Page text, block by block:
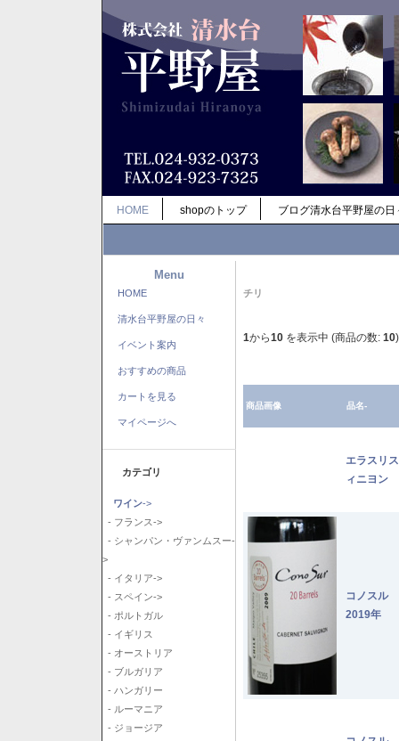
HOME shopのトップ ブログ清水台平野屋の日
Menu
HOME
清水台平野屋の日々
イベント案内
おすすめの商品
カートを見る
マイページへ
カテゴリ
ワイン->
- フランス->
- シャンパン・ヴァンムスー-
>
- イタリア->
- スペイン->
- ポルトガル
- イギリス
- オーストリア
- ブルガリア
- ハンガリー
- ルーマニア
- ジョージア
チリ
1から10 を表示中 (商品の数: 10)
商品画像 品名-
エラスリ
ィニヨン
コノスル
2019年